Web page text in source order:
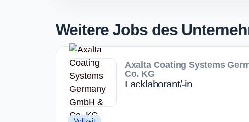
Weitere Jobs des
Axalta Coating Systems
Co. KG
Lacklaborant/-in
Vollzeit